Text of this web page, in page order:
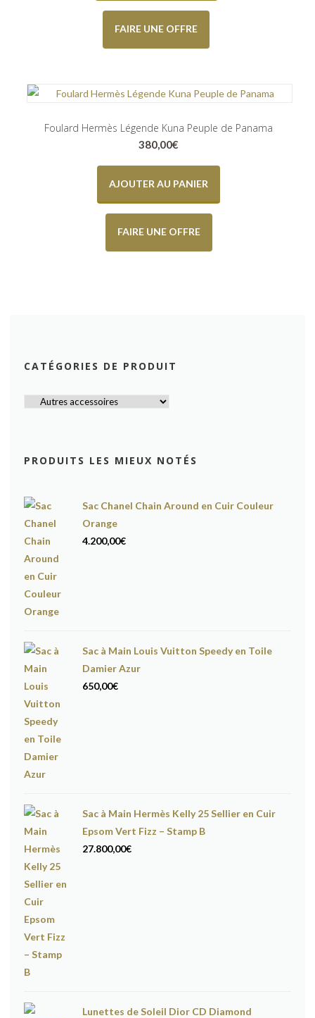
FAIRE UNE OFFRE
Foulard Hermès Légende Kuna Peuple de Panama
380,00€
AJOUTER AU PANIER
FAIRE UNE OFFRE
CATÉGORIES DE PRODUIT
PRODUITS LES MIEUX NOTÉS
Sac Chanel Chain Around en Cuir Couleur
Orange
4.200,00€
Sac à Main Louis Vuitton Speedy en Toile
Damier Azur
650,00€
Sac à Main Hermès Kelly 25 Sellier en Cuir
Epsom Vert Fizz – Stamp B
27.800,00€
Lunettes de Soleil Dior CD Diamond